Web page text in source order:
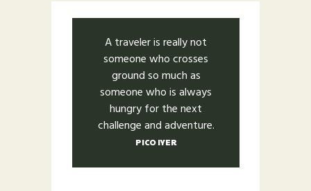
A traveler is really not
someone who crosses
ground so much as
someone who is always
hungry for the next
challenge and adventure.
PICO IYER